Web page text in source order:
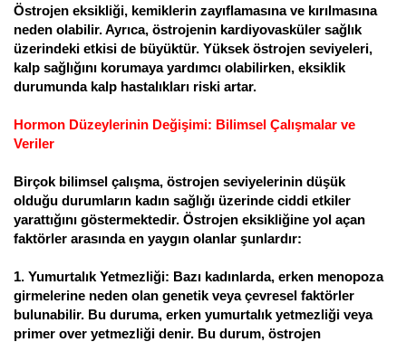
Östrojen eksikliği, kemiklerin zayıflamasına ve kırılmasına
neden olabilir. Ayrıca, östrojenin kardiyovasküler sağlık
üzerindeki etkisi de büyüktür. Yüksek östrojen seviyeleri,
kalp sağlığını korumaya yardımcı olabilirken, eksiklik
durumunda kalp hastalıkları riski artar.
Hormon Düzeylerinin Değişimi: Bilimsel Çalışmalar ve
Veriler
Birçok bilimsel çalışma, östrojen seviyelerinin düşük
olduğu durumların kadın sağlığı üzerinde ciddi etkiler
yarattığını göstermektedir. Östrojen eksikliğine yol açan
faktörler arasında en yaygın olanlar şunlardır:
1. Yumurtalık Yetmezliği: Bazı kadınlarda, erken menopoza
girmelerine neden olan genetik veya çevresel faktörler
bulunabilir. Bu duruma, erken yumurtalık yetmezliği veya
primer over yetmezliği denir. Bu durum, östrojen